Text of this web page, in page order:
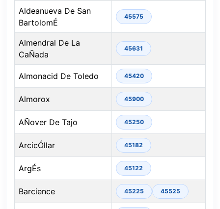
Aldeanueva De San
BartolomÉ
45575
Almendral De La
CaÑada
45631
Almonacid De Toledo 45420
Almorox 45900
AÑover De Tajo 45250
ArcicÓllar 45182
ArgÉs 45122
Barcience 45225 45525